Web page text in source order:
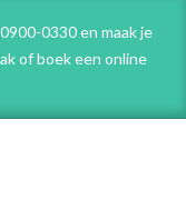
0330 en maak je
of boek een online